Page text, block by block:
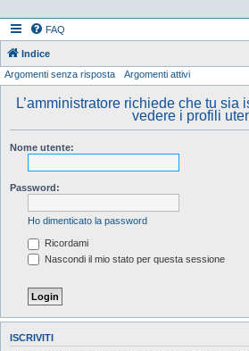
FAQ
Indice
Argomenti senza risposta Argomenti attivi
L’amministratore richiede che tu sia
vedere i profili
Nome utente:
Password:
Ho dimenticato la password
Ricordami
Nascondi il mio stato per questa sessione
ISCRIVITI